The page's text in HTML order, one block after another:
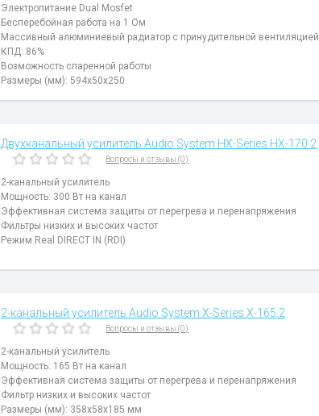
Электропитание Dual Mosfet
Бесперебойная работа на 1 Ом
Массивный алюминиевый радиатор с принудительной вентиляцией
КПД: 86%
Возможность спаренной работы
Размеры (мм): 594x50x250
Двухканальный усилитель Audio System HX-Series HX-170.2
Вопросы и отзывы (0)
2-канальный усилитель
Мощность: 300 Вт на канал
Эффективная система защиты от перегрева и перенапряжения
Фильтры низких и высоких частот
Режим Real DIRECT IN (RDI)
2-канальный усилитель Audio System X-Series X-165.2
Вопросы и отзывы (0)
2-канальный усилитель
Мощность: 165 Вт на канал
Эффективная система защиты от перегрева и перенапряжения
Фильтр низких и высоких частот
Размеры (мм): 358x58x185 мм